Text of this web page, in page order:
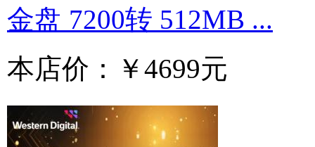
金盘 7200转 512MB ...
本店价：
￥4699元